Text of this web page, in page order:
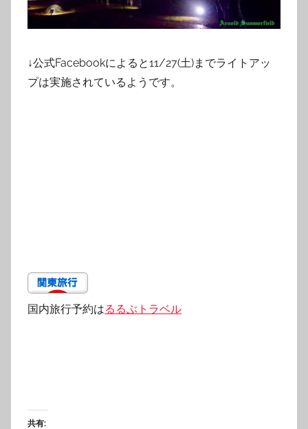
↓公式Facebookによると11/27(土)までライトアッ
プは実施されているようです。
国内旅行予約はるるぶトラベル
共有: